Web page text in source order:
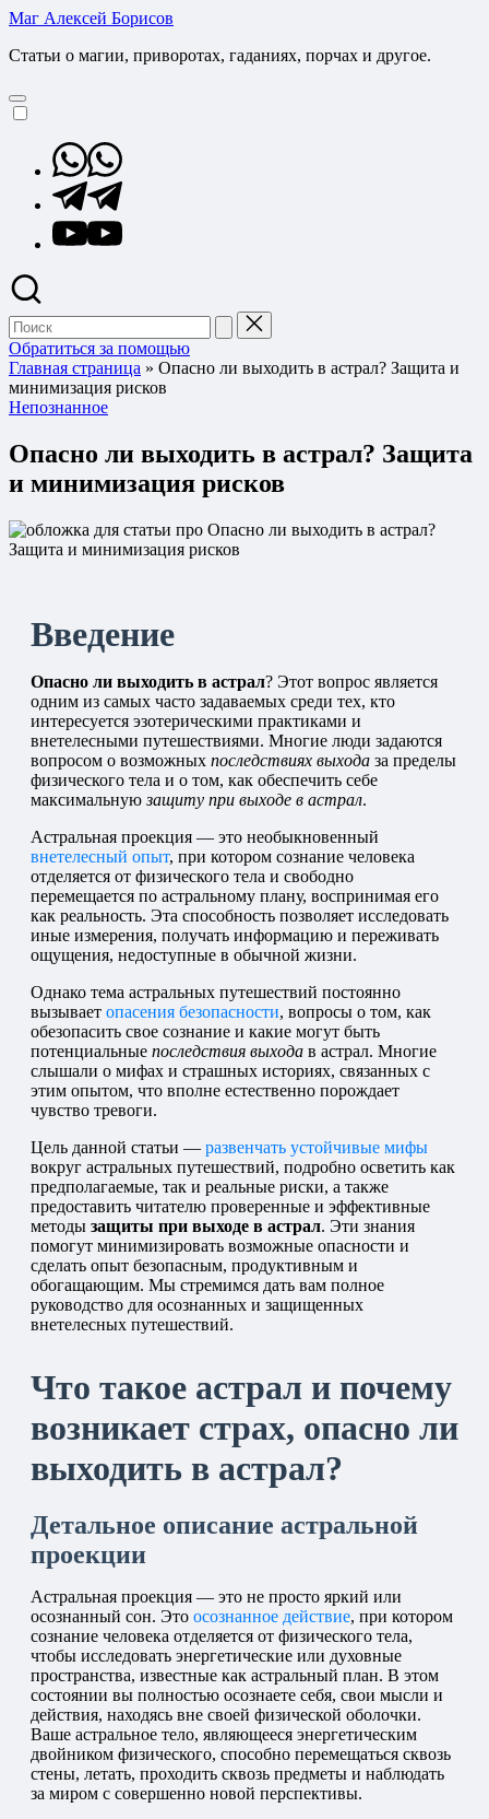
Перейти
содержимому
Маг Алексей Борисов
Статьи о магии, приворотах, гаданиях, порчах и другое.
Whatsapp
Telegram
YouTube
Поиск
для:
Обратиться за помощью
Главная страница » Опасно ли выходить в астрал? Защита и
минимизация рисков
Опубликовано
Непознанное
Опасно ли выходить в астрал? Защита
и минимизация рисков
Введение
Опасно ли выходить в астрал? Этот вопрос является
одним из самых часто задаваемых среди тех, кто
интересуется эзотерическими практиками и
внетелесными путешествиями. Многие люди задаются
вопросом о возможных последствиях выхода за пределы
физического тела и о том, как обеспечить себе
максимальную защиту при выходе в астрал.
Астральная проекция — это необыкновенный
внетелесный опыт, при котором сознание человека
отделяется от физического тела и свободно
перемещается по астральному плану, воспринимая его
как реальность. Эта способность позволяет исследовать
иные измерения, получать информацию и переживать
ощущения, недоступные в обычной жизни.
Однако тема астральных путешествий постоянно
вызывает опасения безопасности, вопросы о том, как
обезопасить свое сознание и какие могут быть
потенциальные последствия выхода в астрал. Многие
слышали о мифах и страшных историях, связанных с
этим опытом, что вполне естественно порождает
чувство тревоги.
Цель данной статьи — развенчать устойчивые мифы
вокруг астральных путешествий, подробно осветить как
предполагаемые, так и реальные риски, а также
предоставить читателю проверенные и эффективные
методы защиты при выходе в астрал. Эти знания
помогут минимизировать возможные опасности и
сделать опыт безопасным, продуктивным и
обогащающим. Мы стремимся дать вам полное
руководство для осознанных и защищенных
внетелесных путешествий.
Что такое астрал и почему
возникает страх, опасно ли
выходить в астрал?
Детальное описание астральной
проекции
Астральная проекция — это не просто яркий или
осознанный сон. Это осознанное действие, при котором
сознание человека отделяется от физического тела,
чтобы исследовать энергетические или духовные
пространства, известные как астральный план. В этом
состоянии вы полностью осознаете себя, свои мысли и
действия, находясь вне своей физической оболочки.
Ваше астральное тело, являющееся энергетическим
двойником физического, способно перемещаться сквозь
стены, летать, проходить сквозь предметы и наблюдать
за миром с совершенно новой перспективы.